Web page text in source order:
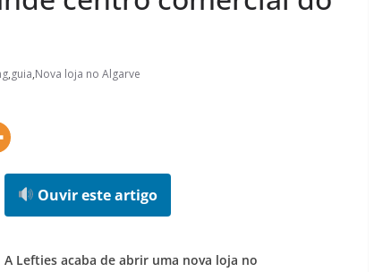
,guia,Nova loja no Algarve
Ouvir este artigo
A Lefties acaba de abrir uma nova loja no